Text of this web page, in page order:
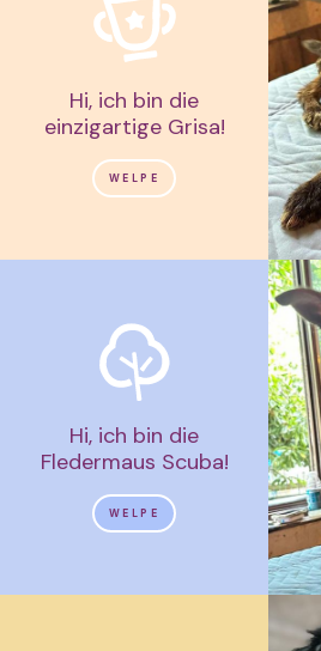
Hi, ich bin die
einzigartige Grisa!
WELPE
Hi, ich bin die
Fledermaus Scuba!
WELPE